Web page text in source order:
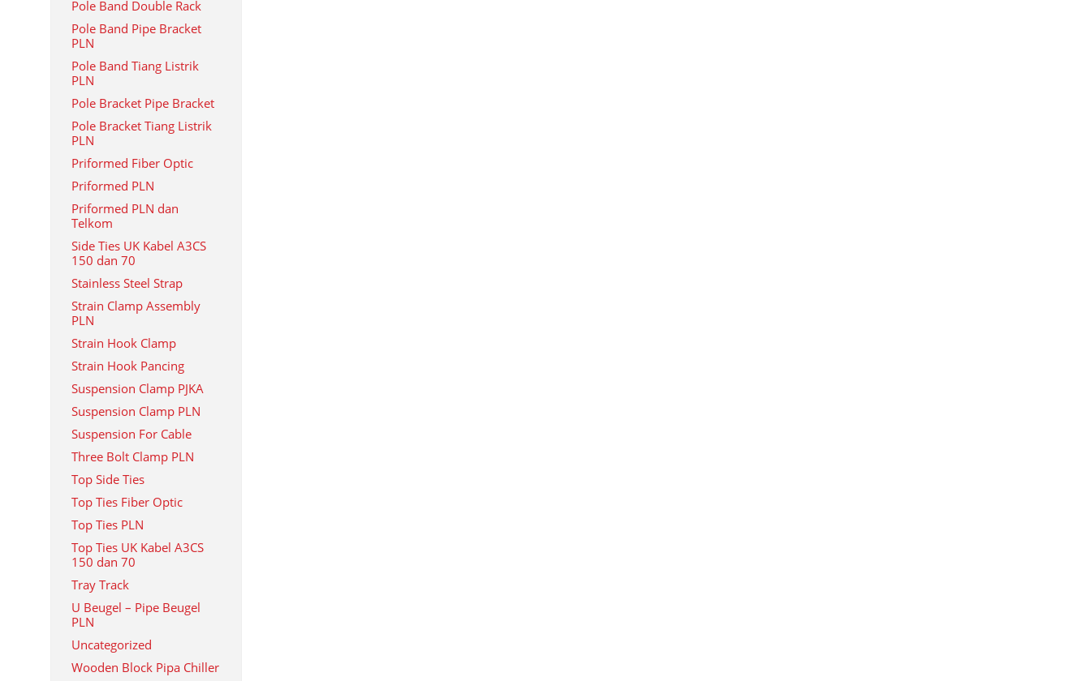
Pole Band Double Rack
Pole Band Pipe Bracket
PLN
Pole Band Tiang Listrik
PLN
Pole Bracket Pipe Bracket
Pole Bracket Tiang Listrik
PLN
Priformed Fiber Optic
Priformed PLN
Priformed PLN dan
Telkom
Side Ties UK Kabel A3CS
150 dan 70
Stainless Steel Strap
Strain Clamp Assembly
PLN
Strain Hook Clamp
Strain Hook Pancing
Suspension Clamp PJKA
Suspension Clamp PLN
Suspension For Cable
Three Bolt Clamp PLN
Top Side Ties
Top Ties Fiber Optic
Top Ties PLN
Top Ties UK Kabel A3CS
150 dan 70
Tray Track
U Beugel – Pipe Beugel
PLN
Uncategorized
Wooden Block Pipa Chiller